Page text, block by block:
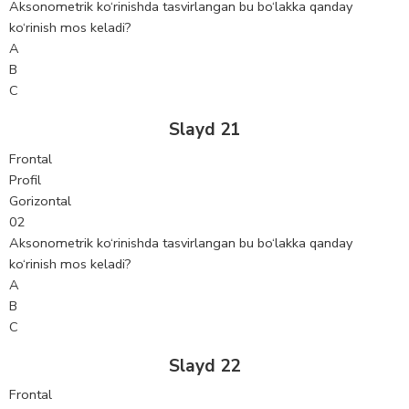
Aksonometrik ko‘rinishda tasvirlangan bu bo‘lakka qanday
ko‘rinish mos keladi?
A
B
C
Slayd 21
Frontal
Profil
Gorizontal
02
Aksonometrik ko‘rinishda tasvirlangan bu bo‘lakka qanday
ko‘rinish mos keladi?
A
B
C
Slayd 22
Frontal